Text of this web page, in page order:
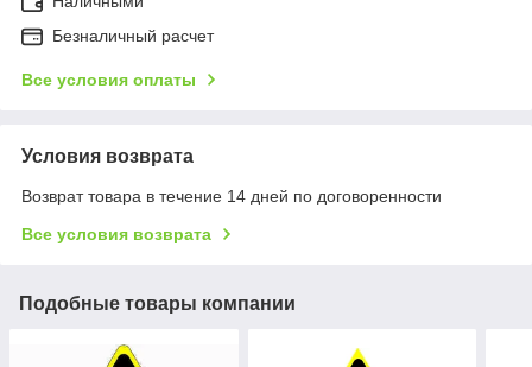
Безналичный расчет
Все условия оплаты
Условия возврата
Возврат товара в течение 14 дней по договоренности
Все условия возврата
Подобные товары компании